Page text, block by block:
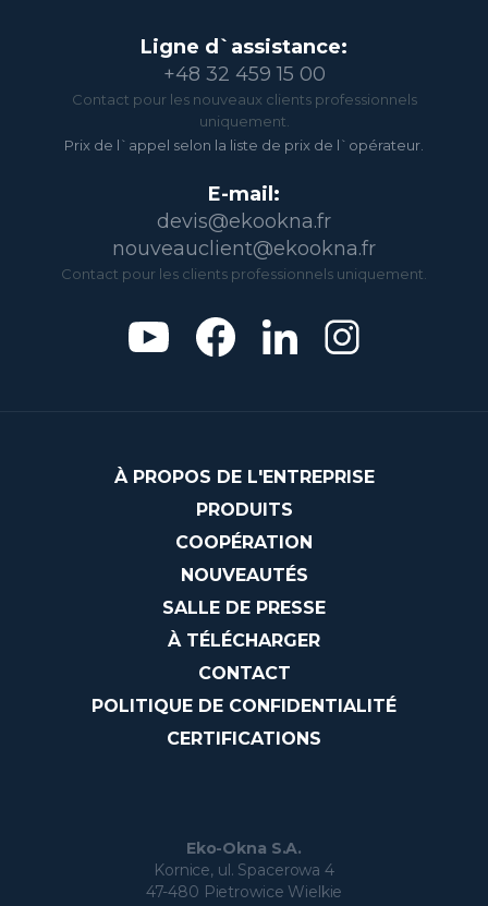
Ligne d`assistance:
+48 32 459 15 00
Contact pour les nouveaux clients professionnels
uniquement.
Prix de l`appel selon la liste de prix de l`opérateur.
E-mail:
devis@ekookna.fr
nouveauclient@ekookna.fr
Contact pour les clients professionnels uniquement.
À PROPOS DE L'ENTREPRISE
PRODUITS
COOPÉRATION
NOUVEAUTÉS
SALLE DE PRESSE
À TÉLÉCHARGER
CONTACT
POLITIQUE DE CONFIDENTIALITÉ
CERTIFICATIONS
Eko-Okna S.A.
Kornice, ul. Spacerowa 4
47-480 Pietrowice Wielkie